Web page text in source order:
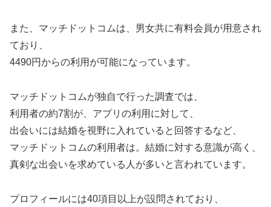
また、マッチドットコムは、男女共に有料会員が用意され
ており、
4490円からの利用が可能になっています。
マッチドットコムが独自で行った調査では、
利用者の約7割が、アプリの利用に対して、
出会いには結婚を視野に入れていると回答するなど、
マッチドットコムの利用者は。結婚に対する意識が高く、
真剣な出会いを求めている人が多いと言われています。
プロフィールには40項目以上が設問されており、